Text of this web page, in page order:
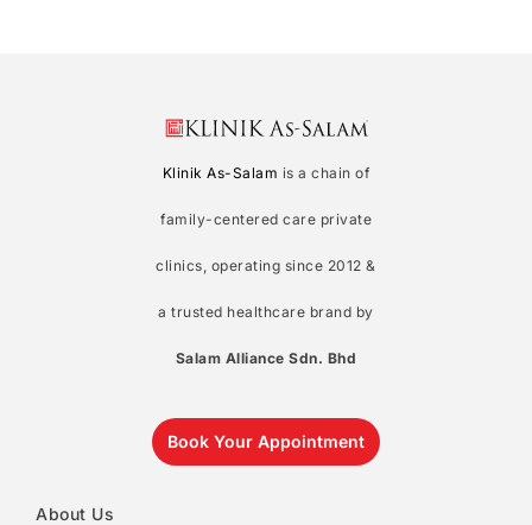
Klinik As-Salam is a chain of
family-centered care private
clinics, operating since 2012 &
a trusted healthcare brand by
Salam Alliance Sdn. Bhd
Book Your Appointment
About Us